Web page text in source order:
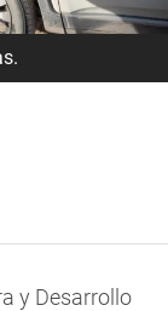
y Desarrollo